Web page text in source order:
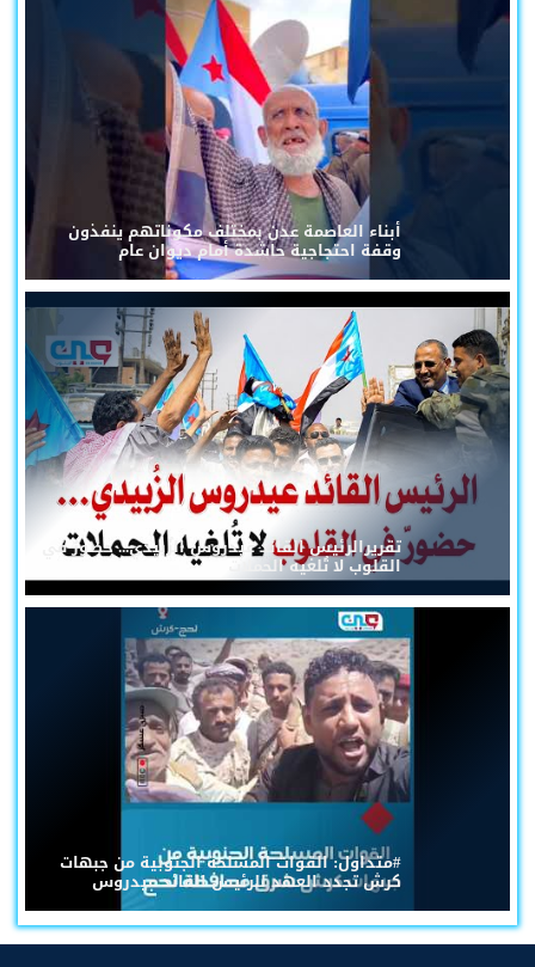
أبناء العاصمة عدن بمختلف مكوناتهم ينفذون
وقفة احتجاجية حاشدة أمام ديوان عام
تقريرالرئيس القائد عيدروس الزُبيدي... حضورٌ في
القلوب لا تُلغيه الحملات
#متداول: القوات المسلحة الجنوبية من جبهات
كرش تجدد العهد للرئيس القائد عيدروس